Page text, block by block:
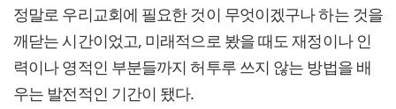
정말로 우리교회에 필요한 것이 무엇이겠구나 하는 것을
깨닫는 시간이었고, 미래적으로 봤을 때도 재정이나 인
력이나 영적인 부분들까지 허투루 쓰지 않는 방법을 배
우는 발전적인 기간이 됐다.